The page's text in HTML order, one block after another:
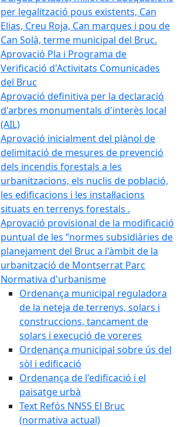
per legalització pous existents, Can
Elias, Creu Roja, Can marques i pou de
Can Solà, terme municipal del Bruc.
Aprovació Pla i Programa de
Verificació d'Activitats Comunicades
del Bruc
Aprovació definitiva per la declaració
d'arbres monumentals d'interès local
(AIL)
Aprovació inicialment del plànol de
delimitació de mesures de prevenció
dels incendis forestals a les
urbanitzacions, els nuclis de població,
les edificacions i les instal·lacions
situats en terrenys forestals .
Aprovació provisional de la modificació
puntual de les “normes subsidiàries de
planejament del Bruc a l'àmbit de la
urbanització de Montserrat Parc
Normativa d'urbanisme
Ordenança municipal reguladora
de la neteja de terrenys, solars i
construccions, tancament de
solars i execució de voreres
Ordenança municipal sobre ús del
sòl i edificació
Ordenança de l'edificació i el
paisatge urbà
Text Refós NNSS El Bruc
(normativa actual)